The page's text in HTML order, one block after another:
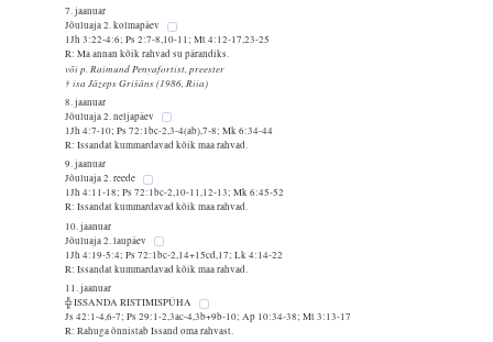
7. jaanuar
Jõuluaja 2. kolmapäev
1Jh 3:22-4:6; Ps 2:7-8,10-11; Mt 4:12-17,23-25
R: Ma annan kõik rahvad su pärandiks.
või p. Raimund Penyafortist, preester
† isa Jāzeps Grišāns (1986, Riia)
8. jaanuar
Jõuluaja 2. neljapäev
1Jh 4:7-10; Ps 72:1bc-2,3-4(ab),7-8; Mk 6:34-44
R: Issandat kummardavad kõik maa rahvad.
9. jaanuar
Jõuluaja 2. reede
1Jh 4:11-18; Ps 72:1bc-2,10-11,12-13; Mk 6:45-52
R: Issandat kummardavad kõik maa rahvad.
10. jaanuar
Jõuluaja 2. laupäev
1Jh 4:19-5:4; Ps 72:1bc-2,14+15cd,17; Lk 4:14-22
R: Issandat kummardavad kõik maa rahvad.
11. jaanuar
╬ ISSANDA RISTIMISPÜHA
Js 42:1-4,6-7; Ps 29:1-2,3ac-4,3b+9b-10; Ap 10:34-38; Mt 3:13-17
R: Rahuga õnnistab Issand oma rahvast.